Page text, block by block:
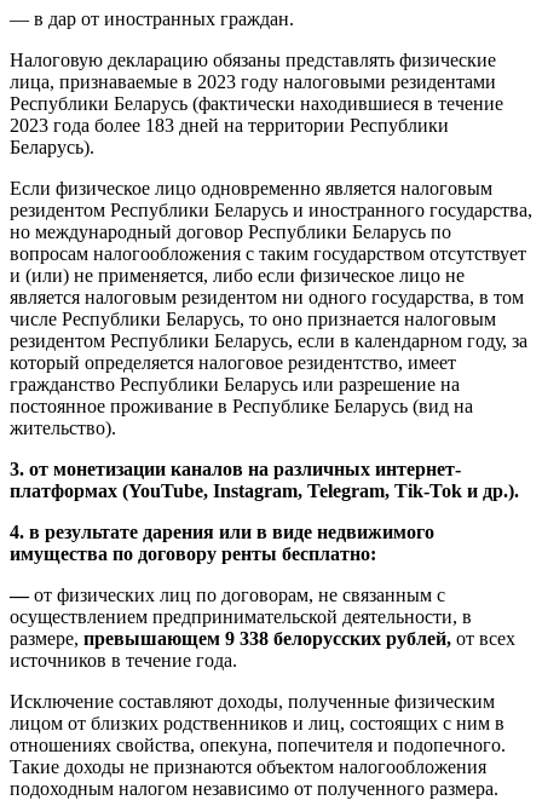
— в дар от иностранных граждан.
Налоговую декларацию обязаны представлять физические
лица, признаваемые в 2023 году налоговыми резидентами
Республики Беларусь (фактически находившиеся в течение
2023 года более 183 дней на территории Республики
Беларусь).
Если физическое лицо одновременно является налоговым
резидентом Республики Беларусь и иностранного государства,
но международный договор Республики Беларусь по
вопросам налогообложения с таким государством отсутствует
и (или) не применяется, либо если физическое лицо не
является налоговым резидентом ни одного государства, в том
числе Республики Беларусь, то оно признается налоговым
резидентом Республики Беларусь, если в календарном году, за
который определяется налоговое резидентство, имеет
гражданство Республики Беларусь или разрешение на
постоянное проживание в Республике Беларусь (вид на
жительство).
3. от монетизации каналов на различных интернет-
платформах (YouTube, Instagram, Telegram, Tik-Tok и др.).
4. в результате дарения или в виде недвижимого
имущества по договору ренты бесплатно:
—от физических лиц по договорам, не связанным с
осуществлением предпринимательской деятельности, в
размере, превышающем 9 338 белорусских рублей, от всех
источников в течение года.
Исключение составляют доходы, полученные физическим
лицом от близких родственников и лиц, состоящих с ним в
отношениях свойства, опекуна, попечителя и подопечного.
Такие доходы не признаются объектом налогообложения
подоходным налогом независимо от полученного размера.